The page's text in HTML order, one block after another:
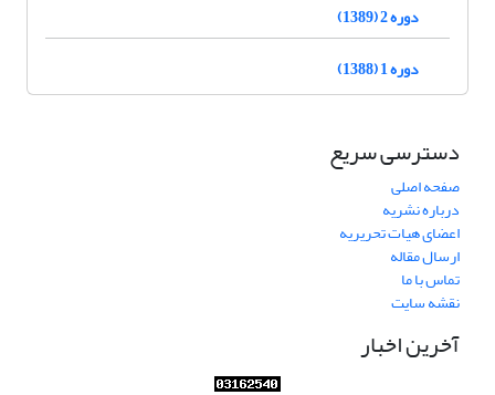
دوره 2 (1389)
دوره 1 (1388)
دسترسی سریع
صفحه اصلی
درباره نشریه
اعضای هیات تحریریه
ارسال مقاله
تماس با ما
نقشه سایت
آخرین اخبار